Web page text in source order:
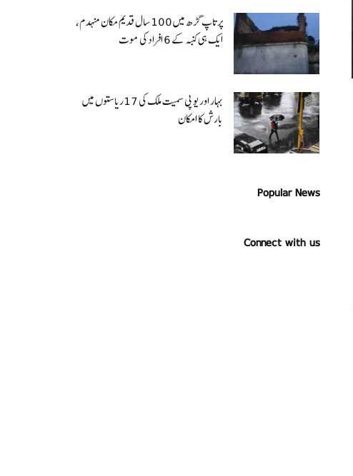
پرتاپ گڑھ میں 100 سال قدیم مکان منہدم،
ایک ہی کنبہ کے 6 افراد کی موت
بہار اور یو پی سمیت ملک کی 17ریاستوں میں
بارش کا امکان
Popular News
Connect with us